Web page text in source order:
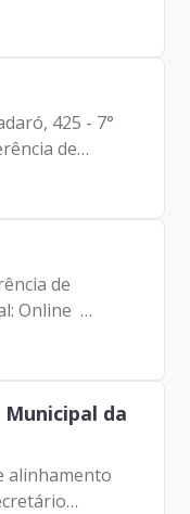
– Presidente |
da
425 - 7°
de
-
SP -
de
Online
– Presidente |
da
da
alinhamento